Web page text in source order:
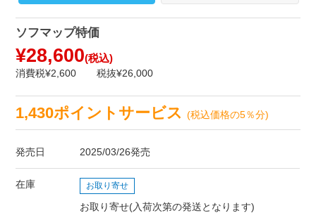
ソフマップ特価
¥28,600(税込)
消費税¥2,600 税抜¥26,000
1,430ポイントサービス(税込価格の5％分)
発売日 2025/03/26発売
在庫 お取り寄せ
お取り寄せ(入荷次第の発送となります)